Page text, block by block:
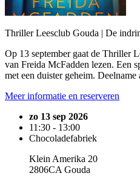
Thriller Leesclub Gouda | De
Op 13 september gaat de Thriller
van Freida McFadden lezen. Een
met een duister geheim. Deelname
Meer informatie en reserveren
zo 13 sep 2026
11:30 - 13:00
Chocoladefabriek
Klein Amerika 20
2806CA Gouda